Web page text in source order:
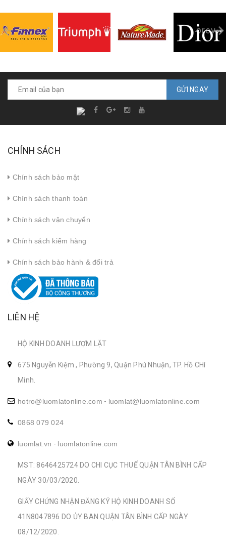
prev
GỬI NGAY
CHÍNH SÁCH
Chính sách bảo mật
Chính sách thanh toán
Chính sách vận chuyển
Chính sách kiểm hàng
Chính sách bảo hành & đổi trả
LIÊN HỆ
HỘ KINH DOANH LƯỢM LẶT
675 Nguyễn Kiệm , Phường 9, Quận Phú Nhuận, TP. Hồ CHí
Minh.
hotro@luomlatonline.com - luomlat@luomlatonline.com
0868 079 024
luomlat.vn - luomlatonline.com
MST: 8646425724 DO CHI CỤC THUẾ QUẬN TÂN BÌNH CẤP
NGÀY 30/03/2020.
GIẤY CHỨNG NHẬN ĐĂNG KÝ HỘ KINH DOANH SỐ
41N8047896 DO ỦY BAN QUẬN TÂN BÌNH CẤP NGÀY
08/12/2020.